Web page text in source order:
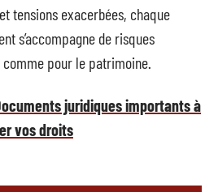
tensions exacerbées, chaque
s’accompagne de risques
pour le patrimoine.
juridiques importants à
vos droits